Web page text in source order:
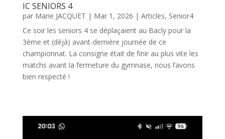
IC SENIORS 4
par Marie JACQUET | Mar 1, 2026 | Articles, Senior4
Ce soir les seniors 4 se déplaçaient au Bacly pour la
3ème et (déjà) avant-dernière journée de ce
championnat. La consigne était de finir au plus vite les
matchs avant la fermeture du gymnase, nous l’avons
bien respecté !